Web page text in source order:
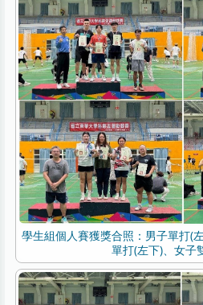
學生組個人賽獲獎合照：男子單打(
單打(左下)、女子